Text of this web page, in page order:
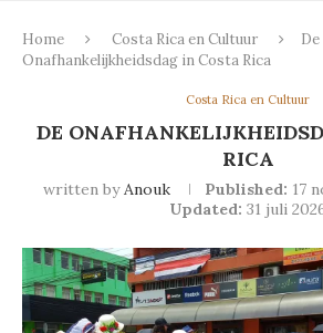
Home Costa Rica en Cultuur
De
Onafhankelijkheidsdag in Costa Rica
Costa Rica en Cultuur
DE
RICA
written byAnouk Published: 17
Updated: 31 juli